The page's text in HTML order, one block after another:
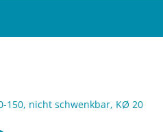
150, nicht schwenkbar, KØ 20